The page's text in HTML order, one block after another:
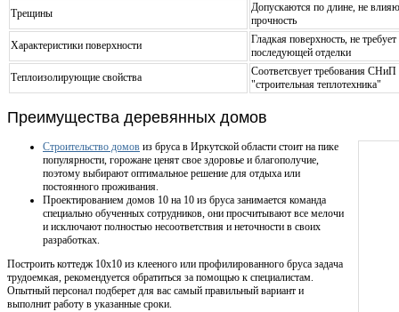
Трещины
Допускаются по длине, не
прочность
Характеристики поверхности
Гладкая поверхность, не требует
последующей отделки
Теплоизолирующие свойства
Соответсвует требования
"строительная теплотехника"
Преимущества деревянных домов
Строительство домов из бруса в Иркутской области стоит на пике
популярности, горожане ценят свое здоровье и благополучие,
поэтому выбирают оптимальное решение для отдыха или
постоянного проживания.
Проектированием домов 10 на 10 из бруса занимается команда
специально обученных сотрудников, они просчитывают все мелочи
и исключают полностью несоответствия и неточности в своих
разработках.
Построить коттедж 10х10 из клееного или профилированного бруса задача
трудоемкая, рекомендуется обратиться за помощью к специалистам.
Опытный персонал подберет для вас самый правильный вариант и
выполнит работу в указанные сроки.